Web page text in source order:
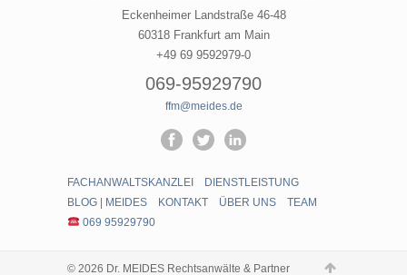
Eckenheimer Landstraße 46-48
60318 Frankfurt am Main
+49 69 9592979-0
069-95929790
ffm@meides.de
FACHANWALTSKANZLEI
DIENSTLEISTUNG
BLOG | MEIDES
KONTAKT ÜBER UNS
TEAM
069 95929790
© 2026 Dr. MEIDES Rechtsanwälte & Partner